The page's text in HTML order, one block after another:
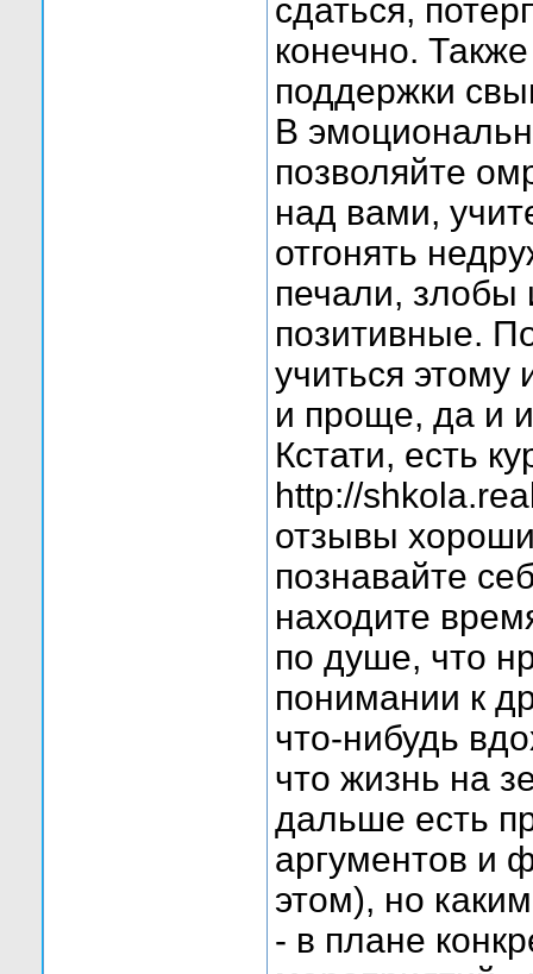
сдаться,
конечно.
поддержки
В
позволяйте
над вами,
отгонять
печали, злобы
позитивные.
учиться этому
и проще, да и
Кстати, есть
http://
отзывы
познавайте
находите
по душе, что
понимании к
что-нибудь
что жизнь на
дальше есть
аргументов и
этом), но
- в плане